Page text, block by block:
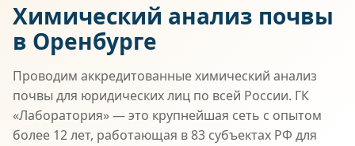
Химический анализ почвы
в Оренбурге
Проводим аккредитованные химический анализ
почвы для юридических лиц по всей России. ГК
«Лаборатория» — это крупнейшая сеть с опытом
более 12 лет, работающая в 83 субъектах РФ для